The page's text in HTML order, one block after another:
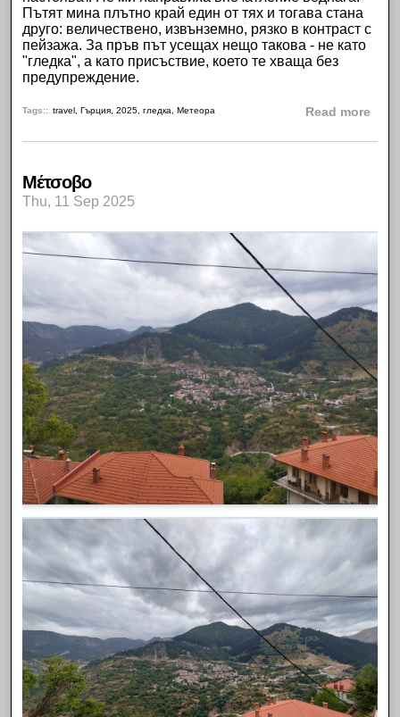
Пътят мина плътно край един от тях и тогава стана
друго: величествено, извънземно, рязко в контраст с
пейзажа. За пръв път усещах нещо такова - не като
"гледка", а като присъствие, което те хваща без
предупреждение.
Tags: travel ,Гърция ,2025 ,гледка ,Метеора Read more
Μέτσοβο
Thu, 11 Sep 2025